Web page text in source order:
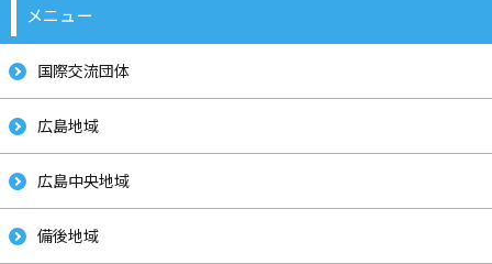
メニュー
国際交流団体
広島地域
広島中央地域
備後地域